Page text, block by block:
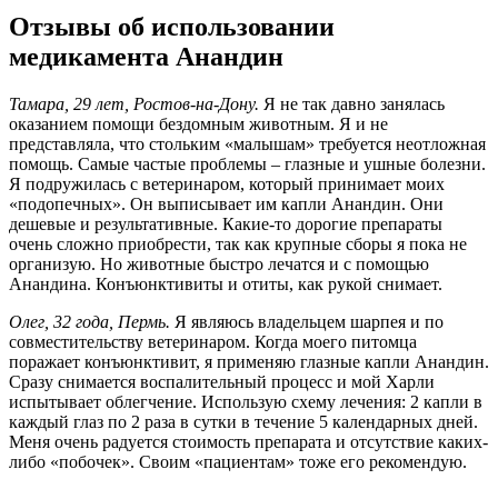
Отзывы об использовании
медикамента Анандин
Тамара, 29 лет, Ростов-на-Дону. Я не так давно занялась
оказанием помощи бездомным животным. Я и не
представляла, что стольким «малышам» требуется неотложная
помощь. Самые частые проблемы – глазные и ушные болезни.
Я подружилась с ветеринаром, который принимает моих
«подопечных». Он выписывает им капли Анандин. Они
дешевые и результативные. Какие-то дорогие препараты
очень сложно приобрести, так как крупные сборы я пока не
организую. Но животные быстро лечатся и с помощью
Анандина. Конъюнктивиты и отиты, как рукой снимает.
Олег, 32 года, Пермь. Я являюсь владельцем шарпея и по
совместительству ветеринаром. Когда моего питомца
поражает конъюнктивит, я применяю глазные капли Анандин.
Сразу снимается воспалительный процесс и мой Харли
испытывает облегчение. Использую схему лечения: 2 капли в
каждый глаз по 2 раза в сутки в течение 5 календарных дней.
Меня очень радуется стоимость препарата и отсутствие каких-
либо «побочек». Своим «пациентам» тоже его рекомендую.